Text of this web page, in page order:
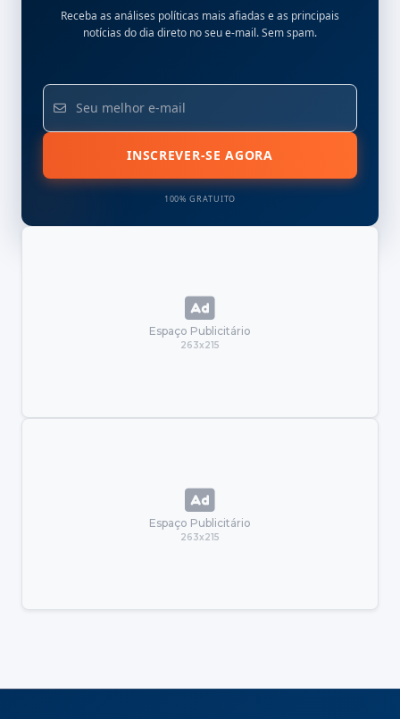
Receba as análises políticas mais afiadas e as principais
notícias do dia direto no seu e-mail. Sem spam.
INSCREVER-SE AGORA
100% GRATUITO
Espaço Publicitário
263x215
Espaço Publicitário
263x215